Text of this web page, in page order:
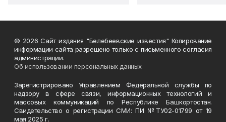
© 2026 Сайт издания "Белебеевские известия" Копирование
информации сайта разрешено только с письменного согласия
администрации.
Об использовании персональных данных
Зарегистрировано Управлением Федеральной службы по
надзору в сфере связи, информационных технологий и
массовых коммуникаций по Республике Башкортостан.
Свидетельство о регистрации СМИ: ПИ №ТУ02-01799 от 19
мая 2025 г.